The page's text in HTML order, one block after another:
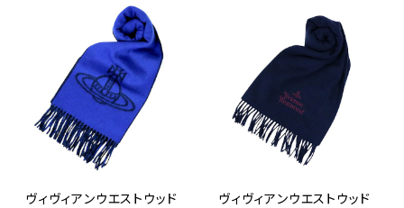
ヴィヴィアンウエストウッド
ヴィヴィアンウエストウッド